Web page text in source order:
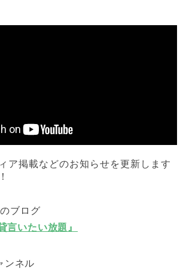
ア掲載などのお知らせを更新します
ブログ
言いたい放題』
ンネル